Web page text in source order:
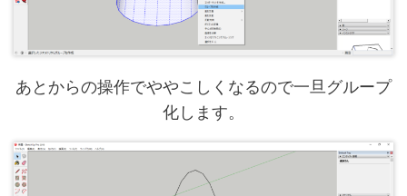
あとからの操作でややこしくなるので一旦グループ
化します。